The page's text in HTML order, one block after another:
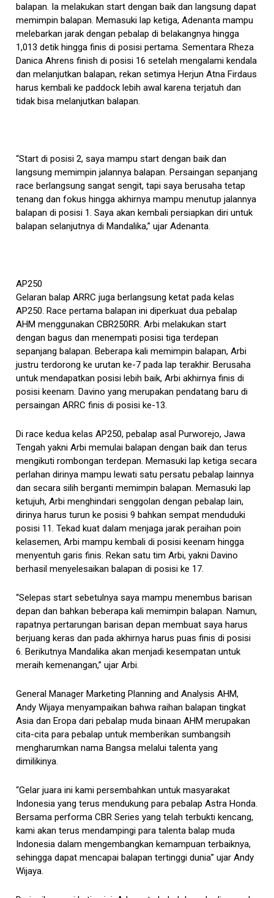
balapan. Ia melakukan start dengan baik dan langsung dapat
memimpin balapan. Memasuki lap ketiga, Adenanta mampu
melebarkan jarak dengan pebalap di belakangnya hingga
1,013 detik hingga finis di posisi pertama. Sementara Rheza
Danica Ahrens finish di posisi 16 setelah mengalami kendala
dan melanjutkan balapan, rekan setimya Herjun Atna Firdaus
harus kembali ke paddock lebih awal karena terjatuh dan
tidak bisa melanjutkan balapan.
“Start di posisi 2, saya mampu start dengan baik dan
langsung memimpin jalannya balapan. Persaingan sepanjang
race berlangsung sangat sengit, tapi saya berusaha tetap
tenang dan fokus hingga akhirnya mampu menutup jalannya
balapan di posisi 1. Saya akan kembali persiapkan diri untuk
balapan selanjutnya di Mandalika,” ujar Adenanta.
AP250
Gelaran balap ARRC juga berlangsung ketat pada kelas
AP250. Race pertama balapan ini diperkuat dua pebalap
AHM menggunakan CBR250RR. Arbi melakukan start
dengan bagus dan menempati posisi tiga terdepan
sepanjang balapan. Beberapa kali memimpin balapan, Arbi
justru terdorong ke urutan ke-7 pada lap terakhir. Berusaha
untuk mendapatkan posisi lebih baik, Arbi akhirnya finis di
posisi keenam. Davino yang merupakan pendatang baru di
persaingan ARRC finis di posisi ke-13.
Di race kedua kelas AP250, pebalap asal Purworejo, Jawa
Tengah yakni Arbi memulai balapan dengan baik dan terus
mengikuti rombongan terdepan. Memasuki lap ketiga secara
perlahan dirinya mampu lewati satu persatu pebalap lainnya
dan secara silih berganti memimpin balapan. Memasuki lap
ketujuh, Arbi menghindari senggolan dengan pebalap lain,
dirinya harus turun ke posisi 9 bahkan sempat menduduki
posisi 11. Tekad kuat dalam menjaga jarak peraihan poin
kelasemen, Arbi mampu kembali di posisi keenam hingga
menyentuh garis finis. Rekan satu tim Arbi, yakni Davino
berhasil menyelesaikan balapan di posisi ke 17.
“Selepas start sebetulnya saya mampu menembus barisan
depan dan bahkan beberapa kali memimpin balapan. Namun,
rapatnya pertarungan barisan depan membuat saya harus
berjuang keras dan pada akhirnya harus puas finis di posisi
6. Berikutnya Mandalika akan menjadi kesempatan untuk
meraih kemenangan,” ujar Arbi.
General Manager Marketing Planning and Analysis AHM,
Andy Wijaya menyampaikan bahwa raihan balapan tingkat
Asia dan Eropa dari pebalap muda binaan AHM merupakan
cita-cita para pebalap untuk memberikan sumbangsih
mengharumkan nama Bangsa melalui talenta yang
dimilikinya.
“Gelar juara ini kami persembahkan untuk masyarakat
Indonesia yang terus mendukung para pebalap Astra Honda.
Bersama performa CBR Series yang telah terbukti kencang,
kami akan terus mendampingi para talenta balap muda
Indonesia dalam mengembangkan kemampuan terbaiknya,
sehingga dapat mencapai balapan tertinggi dunia” ujar Andy
Wijaya.